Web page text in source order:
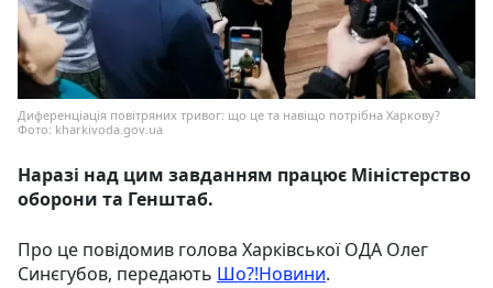
Диференціація повітряних тривог: що це та навіщо потрібна Харкову?
Фото: kharkivoda.gov.ua
Наразі над цим завданням працює Міністерство
оборони та Генштаб.
Про це повідомив голова Харківської ОДА Олег
Синєгубов, передають Шо?!Новини.